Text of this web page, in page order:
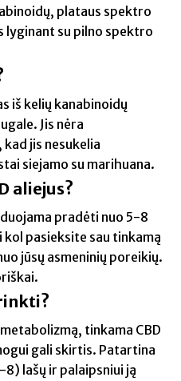
plataus spektro
lyginant su pilno spektro
iš kelių kanabinoidų
Jis nėra
jis nesukelia
siejamo su marihuana.
aliejus?
pradėti nuo 5-8
pasieksite sau tinkamą
jūsų asmeninių poreikių.
tinkama CBD
gali skirtis. Patartina
lašų ir palaipsniui ją